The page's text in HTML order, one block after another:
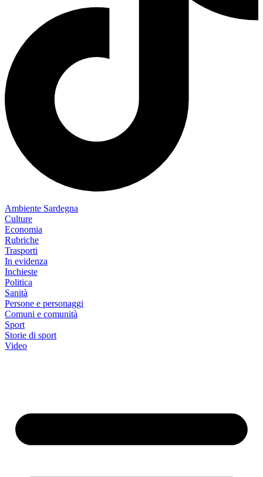
Ambiente Sardegna
Culture
Economia
Rubriche
Trasporti
In evidenza
Inchieste
Politica
Sanità
Persone e personaggi
Comuni e comunità
Sport
Storie di sport
Video